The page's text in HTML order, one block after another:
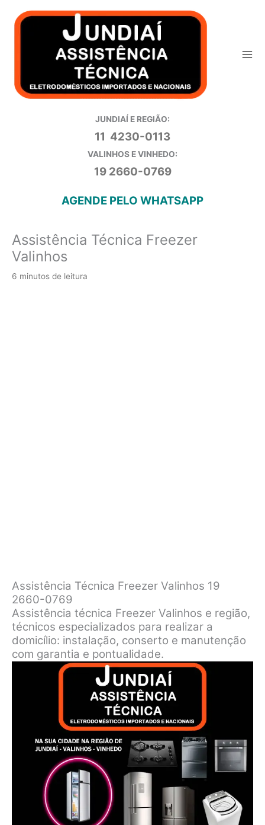
para
JUNDIAÍ E REGIÃO:
11 4230-0113
VALINHOS E VINHEDO:
19 2660-0769
AGENDE PELO WHATSAPP
Assistência Técnica Freezer
Valinhos
6 minutos de leitura
Assistência Técnica Freezer Valinhos 19
2660-0769
Assistência técnica Freezer Valinhos e região,
técnicos especializados para realizar a
domicílio: instalação, conserto e manutenção
com garantia e pontualidade.